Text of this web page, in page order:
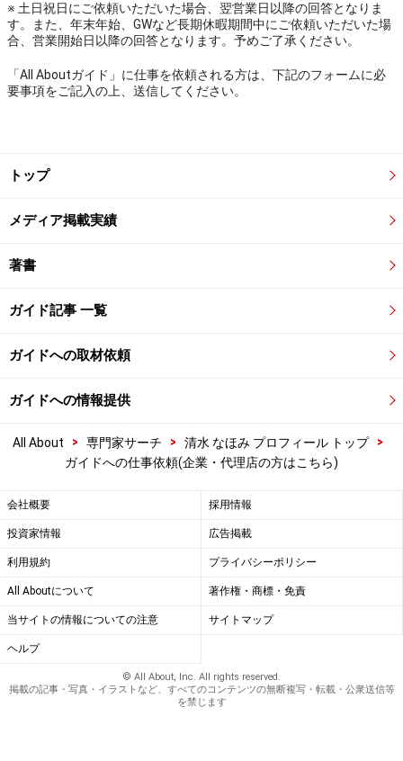
※ 土日祝日にご依頼いただいた場合、翌営業日以降の回答となりま
す。また、年末年始、GWなど長期休暇期間中にご依頼いただいた場
合、営業開始日以降の回答となります。予めご了承ください。
「All Aboutガイド」に仕事を依頼される方は、下記のフォームに必
要事項をご記入の上、送信してください。
トップ
メディア掲載実績
著書
ガイド記事 一覧
ガイドへの取材依頼
ガイドへの情報提供
All About > 専門家サーチ > 清水 なほみ プロフィール トップ
>
ガイドへの仕事依頼(企業・代理店の方はこちら)
会社概要 採用情報
投資家情報 広告掲載
利用規約 プライバシーポリシー
All Aboutについて 著作権・商標・免責
当サイトの情報についての注意 サイトマップ
ヘルプ
© All About, Inc. All rights reserved.
掲載の記事・写真・イラストなど、すべてのコンテンツの無断複写・転載・公衆送信等
を禁じます